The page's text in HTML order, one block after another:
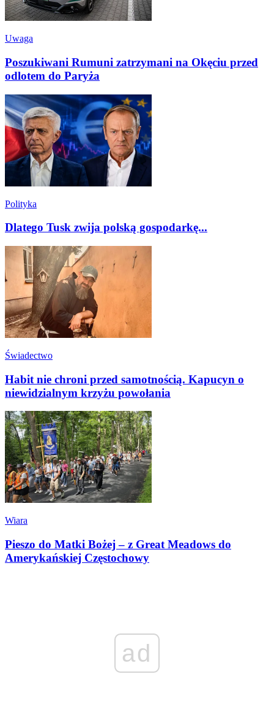
Uwaga
Poszukiwani Rumuni zatrzymani na Okęciu przed
odlotem do Paryża
Polityka
Dlatego Tusk zwija polską gospodarkę...
Świadectwo
Habit nie chroni przed samotnością. Kapucyn o
niewidzialnym krzyżu powołania
Wiara
Pieszo do Matki Bożej – z Great Meadows do
Amerykańskiej Częstochowy
ad